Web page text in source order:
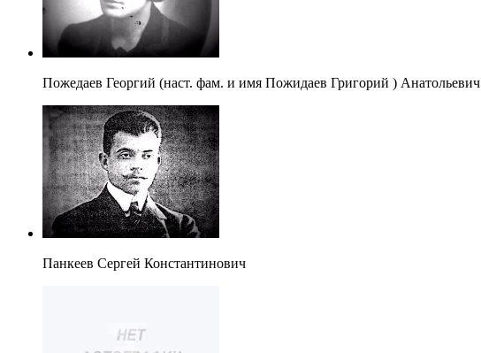
Пожедаев Георгий (наст. фам. и имя Пожидаев Григорий ) Анатольевич
Панкеев Сергей Константинович